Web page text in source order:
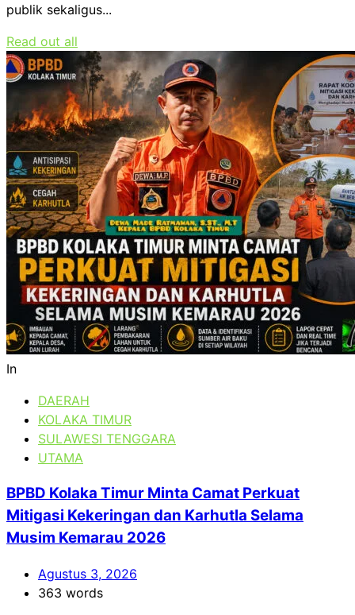
publik sekaligus...
Read out all
In
DAERAH
KOLAKA TIMUR
SULAWESI TENGGARA
UTAMA
BPBD Kolaka Timur Minta Camat Perkuat
Mitigasi Kekeringan dan Karhutla Selama
Musim Kemarau 2026
Agustus 3, 2026
363 words